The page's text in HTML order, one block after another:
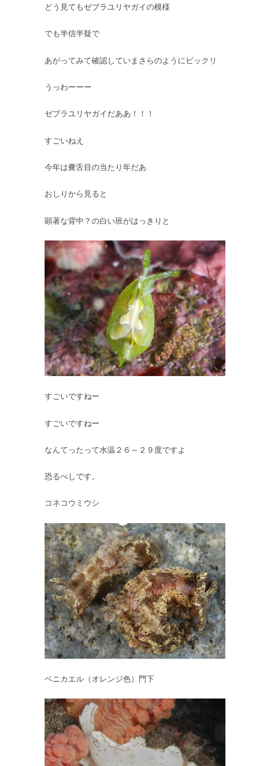
どう見てもゼブラユリヤガイの模様
でも半信半疑で
あがってみて確認していまさらのようにビックリ
うっわーーー
ゼブラユリヤガイだああ！！！
すごいねえ
今年は嚢舌目の当たり年だあ
おしりから見ると
顕著な背中？の白い班がはっきりと
すごいですねー
すごいですねー
なんてったって水温２６～２９度ですよ
恐るべしです。
コネコウミウシ
ベニカエル（オレンジ色）門下